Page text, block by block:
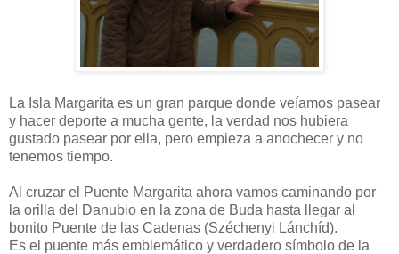
La Isla Margarita es un gran parque donde veíamos pasear
y hacer deporte a mucha gente, la verdad nos hubiera
gustado pasear por ella, pero empieza a anochecer y no
tenemos tiempo.
Al cruzar el Puente Margarita ahora vamos caminando por
la orilla del Danubio en la zona de Buda hasta llegar al
bonito Puente de las Cadenas (Széchenyi Lánchíd).
Es el puente más emblemático y verdadero símbolo de la